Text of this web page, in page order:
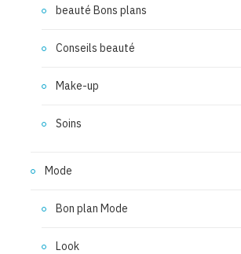
beauté Bons plans
Conseils beauté
Make-up
Soins
Mode
Bon plan Mode
Look